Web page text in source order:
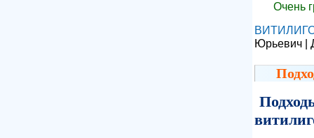
Очень
Юрьевич |